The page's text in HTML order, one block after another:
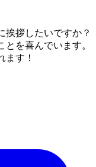
挨拶したいですか？
を喜んでいます。
ます！